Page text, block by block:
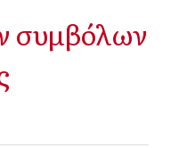
συμβόλων